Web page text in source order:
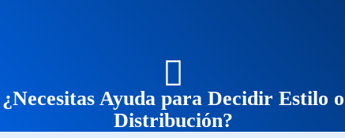

¿Necesitas Ayuda para Decidir Estilo o
Distribución?